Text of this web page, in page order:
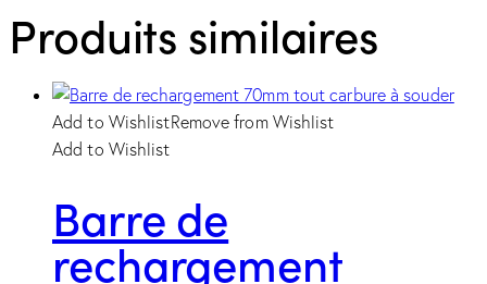
Produits similaires
Add to WishlistRemove from Wishlist
Add to Wishlist
Barre de
rechargement